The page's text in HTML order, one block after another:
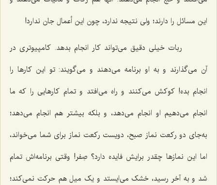
این مسائل را دارند؛ ولی نتیجه ندارد، چون این أعمال جان ندارد!
ربات خیلی دقیق می‌تواند کار انجام بدهد. کامپیوتری در
آن می‌گذارند و به او برنامه می‌دهند و می‌گویند: تو این کارها را
انجام بده! کوکش می‌کنند و راه می‌افتد و تمام کارهایی را که ما
انجام می‌دهیم او انجام می‌دهد، و بلکه بیشتر هم انجام می‌دهد؛
به‌جای دو رکعت نماز صبح، دویست رکعت نماز برای شما می‌خواند،
اما این نمازها چقدر برایش فایده دارد؟ صِفر! وقتی برنامه‌اش تمام
شد و به آخر رسید، خشک می‌ایستد و یک میل هم حرکت نمی‌کند؛